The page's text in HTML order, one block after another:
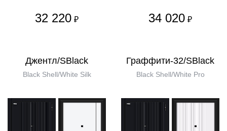
32 220 ₽ 34 020 ₽
Джентл/SBlack
Black Shell/White Silk
Граффити-32/SBlack
Black Shell/White Pro